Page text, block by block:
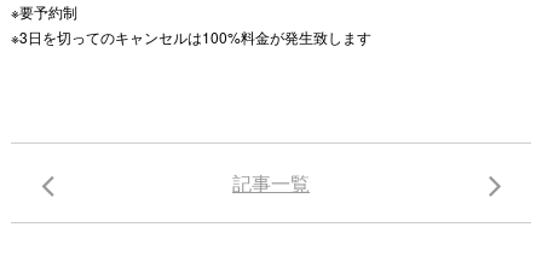
※要予約制
※3日を切ってのキャンセルは100%料金が発生致します
記事一覧